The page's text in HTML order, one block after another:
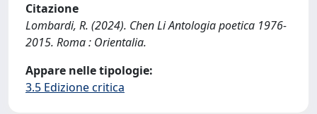
Citazione
Lombardi, R. (2024). Chen Li Antologia poetica 1976-
2015. Roma : Orientalia.
Appare nelle tipologie:
3.5 Edizione critica